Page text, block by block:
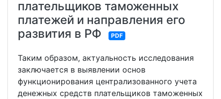
плательщиков таможенных
платежей и направления его
развития в РФ
PDF
Таким образом, актуальность исследования
заключается в выявлении основ
функционирования централизованного учета
денежных средств плательщиков таможенных